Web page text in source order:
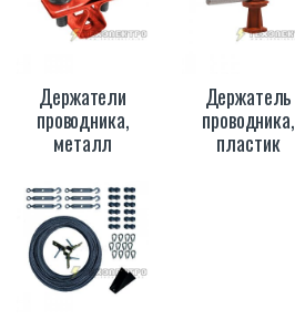
Держатели
проводника,
металл
Держатель
проводника,
пластик